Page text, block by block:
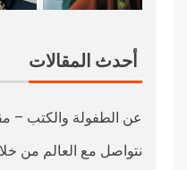
أحدث المقالات
عن الطفولة والكتب –
نتواصل مع العالم من